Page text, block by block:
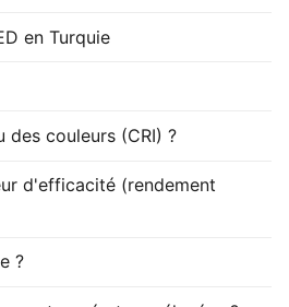
en Turquie
des couleurs (CRI) ?
d'efficacité (rendement
?